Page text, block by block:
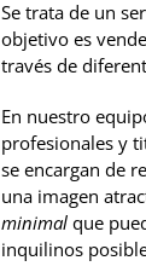
Se trata de un
objetivo es
través de
En nuestro
profesionales y
se encargan de
una imagen
minimalque
inquilinos